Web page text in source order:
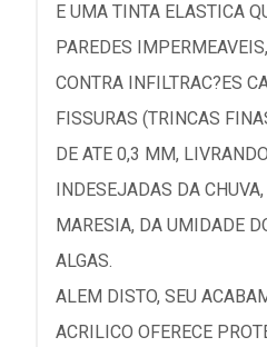
E UMA TINTA ELASTICA
PAREDES
CONTRA INFILTRAC?ES
FISSURAS (TRINCAS
DE ATE 0,3 MM,
INDESEJADAS DA
MARESIA, DA UMIDADE
ALGAS.
ALEM DISTO, SEU
ACRILICO OFERECE